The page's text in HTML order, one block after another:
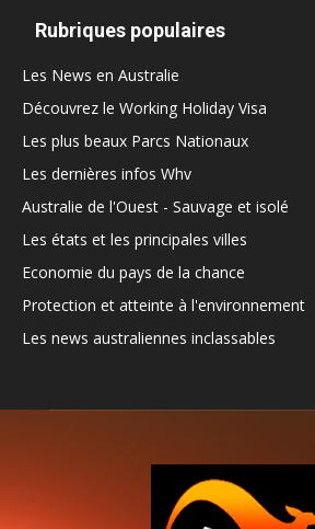
Rubriques populaires
Les News en Australie
Découvrez le Working Holiday Visa
Les plus beaux Parcs Nationaux
Les dernières infos Whv
Australie de l'Ouest - Sauvage et isolé
Les états et les principales villes
Economie du pays de la chance
Protection et atteinte à l'environnement
Les news australiennes inclassables